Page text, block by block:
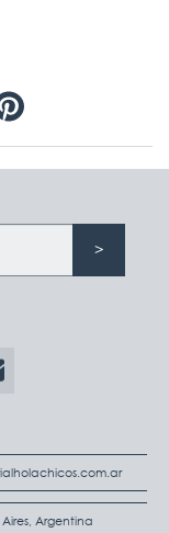
Argentina